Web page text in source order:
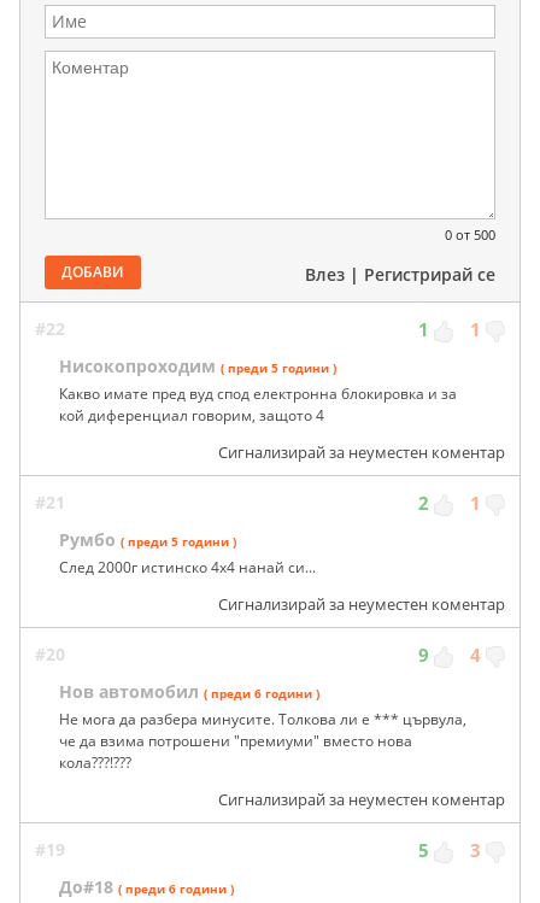
0 от 500
ДОБАВИ Влез | Регистрирай се
#22 1 1
Нисокопроходим ( преди 5 години )
Какво имате пред вуд спод електронна блокировка и за
кой диференциал говорим, защото 4
Сигнализирай за неуместен коментар
#21 2 1
Румбо ( преди 5 години )
След 2000г истинско 4х4 нанай си...
Сигнализирай за неуместен коментар
#20 9 4
Нов автомобил ( преди 6 години )
Не мога да разбера минусите. Толкова ли е *** цървула,
че да взима потрошени "премиуми" вместо нова
кола???!???
Сигнализирай за неуместен коментар
#19 5 3
До#18 ( преди 6 години )